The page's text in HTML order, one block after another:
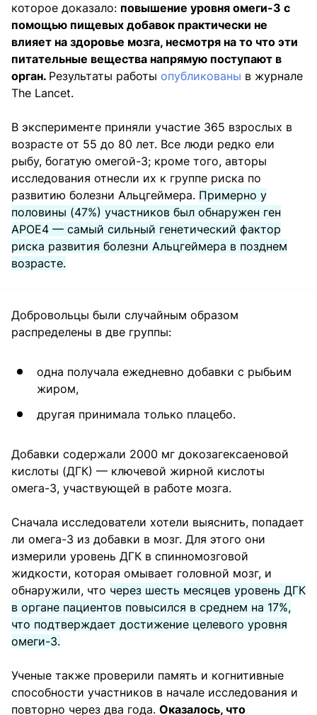
которое доказало: повышение уровня омеги-3 с
помощью пищевых добавок практически не
влияет на здоровье мозга, несмотря на то что эти
питательные вещества напрямую поступают в
орган. Результаты работы опубликованы в журнале
The Lancet.
В эксперименте приняли участие 365 взрослых в
возрасте от 55 до 80 лет. Все люди редко ели
рыбу, богатую омегой-3; кроме того, авторы
исследования отнесли их к группе риска по
развитию болезни Альцгеймера. Примерно у
половины (47%) участников был обнаружен ген
APOE4 — самый сильный генетический фактор
риска развития болезни Альцгеймера в позднем
возрасте.
Добровольцы были случайным образом
распределены в две группы:
одна получала ежедневно добавки с рыбьим
жиром,
другая принимала только плацебо.
Добавки содержали 2000 мг докозагексаеновой
кислоты (ДГК) — ключевой жирной кислоты
омега-3, участвующей в работе мозга.
Сначала исследователи хотели выяснить, попадает
ли омега-3 из добавки в мозг. Для этого они
измерили уровень ДГК в спинномозговой
жидкости, которая омывает головной мозг, и
обнаружили, что через шесть месяцев уровень ДГК
в органе пациентов повысился в среднем на 17%,
что подтверждает достижение целевого уровня
омеги-3.
Ученые также проверили память и когнитивные
способности участников в начале исследования и
повторно через два года. Оказалось, что